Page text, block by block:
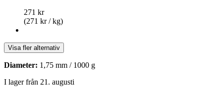
271 kr
(271 kr / kg)
Visa fler alternativ
Diameter: 1,75 mm / 1000 g
I lager från 21. augusti